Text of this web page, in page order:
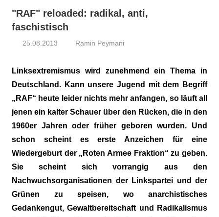
"Corona,
Klima,
"2020",
"Chronik
des
Untergangs",
"Das
Grauen"
und
"Spukschloss
Deutschland"
"RAF" reloaded: radikal, anti,
faschistisch
25.08.2013
Ramin Peymani
Linksextremismus wird zunehmend ein Thema in
Deutschland. Kann unsere Jugend mit dem Begriff
„RAF“ heute leider nichts mehr anfangen, so läuft all
jenen ein kalter Schauer über den Rücken, die in den
1960er Jahren oder früher geboren wurden. Und
schon scheint es erste Anzeichen für eine
Wiedergeburt der „Roten Armee Fraktion“ zu geben.
Sie scheint sich vorrangig aus den
Nachwuchsorganisationen der Linkspartei und der
Grünen zu speisen, wo anarchistisches
Gedankengut, Gewaltbereitschaft und Radikalismus